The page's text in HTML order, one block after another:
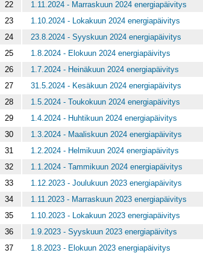
22
1.11.2024 - Marraskuun 2024 energiapäivitys
23
1.10.2024 - Lokakuun 2024 energiapäivitys
24
23.8.2024 - Syyskuun 2024 energiapäivitys
25
1.8.2024 - Elokuun 2024 energiapäivitys
26
1.7.2024 - Heinäkuun 2024 energiapäivitys
27
31.5.2024 - Kesäkuun 2024 energiapäivitys
28
1.5.2024 - Toukokuun 2024 energiapäivitys
29
1.4.2024 - Huhtikuun 2024 energiapäivitys
30
1.3.2024 - Maaliskuun 2024 energiapäivitys
31
1.2.2024 - Helmikuun 2024 energiapäivitys
32
1.1.2024 - Tammikuun 2024 energiapäivitys
33
1.12.2023 - Joulukuun 2023 energiapäivitys
34
1.11.2023 - Marraskuun 2023 energiapäivitys
35
1.10.2023 - Lokakuun 2023 energiapäivitys
36
1.9.2023 - Syyskuun 2023 energiapäivitys
37
1.8.2023 - Elokuun 2023 energiapäivitys